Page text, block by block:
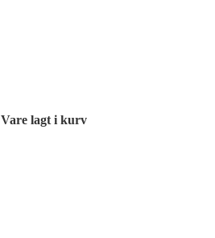
Vare lagt i kurv